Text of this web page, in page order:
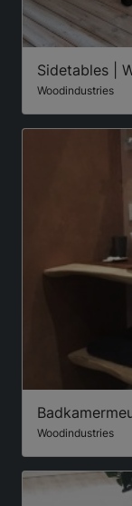
Sidetables |
Woodindustries
Woodindustries